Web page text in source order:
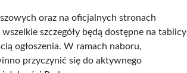
oraz na oficjalnych stronach
szczegóły będą dostępne na tablicy
ogłoszenia. W ramach naboru,
przyczynić się do aktywnego